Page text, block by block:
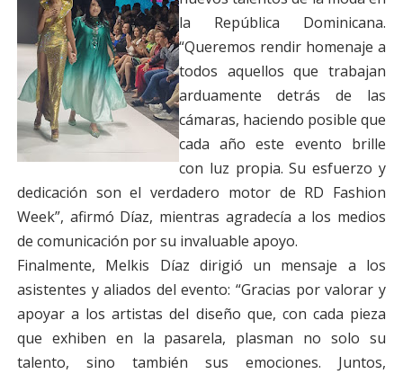
la República Dominicana.
“Queremos rendir homenaje a
todos aquellos que trabajan
arduamente detrás de las
cámaras, haciendo posible que
cada año este evento brille
con luz propia. Su esfuerzo y
dedicación son el verdadero motor de RD Fashion
Week”, afirmó Díaz, mientras agradecía a los medios
de comunicación por su invaluable apoyo.
Finalmente, Melkis Díaz dirigió un mensaje a los
asistentes y aliados del evento: “Gracias por valorar y
apoyar a los artistas del diseño que, con cada pieza
que exhiben en la pasarela, plasman no solo su
talento, sino también sus emociones. Juntos,